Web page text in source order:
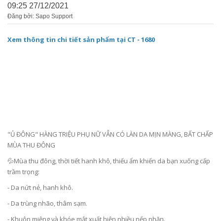
09:25 27/12/2021
Đăng bởi: Sapo Support
Xem thông tin chi tiết sản phẩm tại CT - 1680
"Ủ ĐÔNG" HÀNG TRIỆU PHỤ NỮ VẪN CÓ LÀN DA MỊN MÀNG, BẤT CHẤP
MÙA THU ĐÔNG
💦Mùa thu đông, thời tiết hanh khô, thiếu ẩm khiến da bạn xuống cấp
trầm trọng:
- Da nứt nẻ, hanh khô.
- Da trùng nhão, thâm sạm.
- Khuôn miệng và khóe mắt xuất hiện nhiều nếp nhăn.